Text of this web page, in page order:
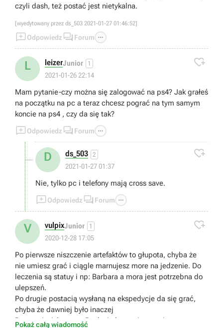
czyli dash, też postać jest nietykalna.
[wyedytowany przez ds_503 2021-01-27 01:46:52]
Odpowiedz  Forum 
L leizerJunior 1
2021-01-26 22:14

Mam pytanie-czy można się zalogować na ps4? Jak grałeś
na początku na pc a teraz chcesz pograć na tym samym
koncie na ps4 , czy da się tak?
Odpowiedz  Forum 
D ds_503 2
2021-01-27 01:37

Nie, tylko pc i telefony mają cross save.
Odpowiedz  Forum 
V vulpixJunior 1
2020-12-28 17:05

Po pierwsze niszczenie artefaktów to głupota, chyba że
nie umiesz grać i ciągle marnujesz more na jedzenie. Do
leczenia są statuy i np: Barbara a mora jest potrzebna do
ulepszeń.
Po drugie postacią wysłaną na ekspedycje da się grać,
chyba że dawniej było inaczej
Po trzecie Adventure Rank nie łączy się z poziomem, to
Pokaż całą wiadomość